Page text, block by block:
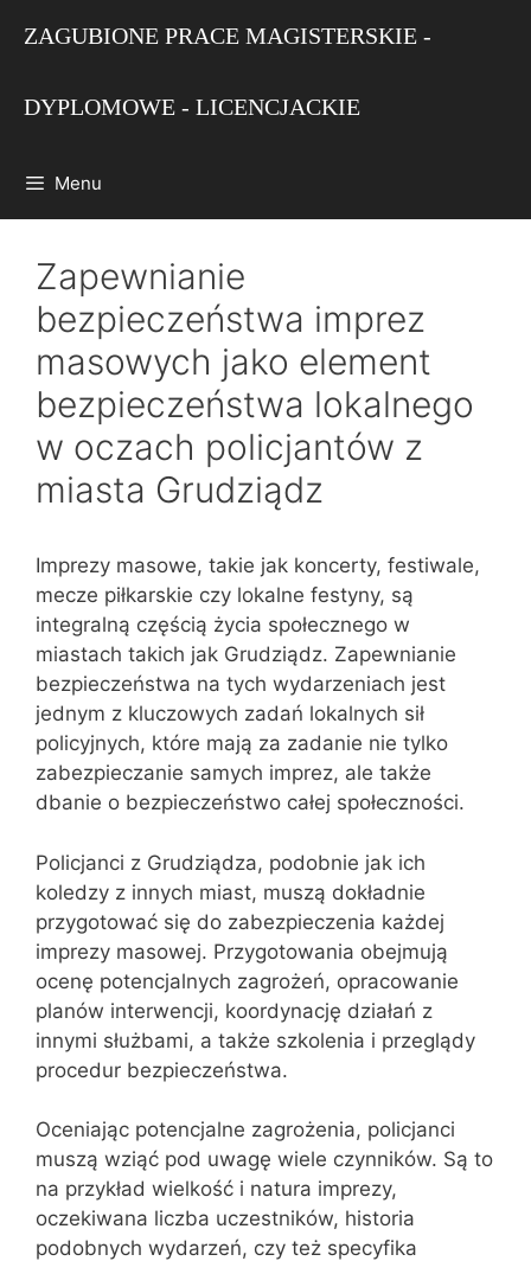
ZAGUBIONE PRACE MAGISTERSKIE -
DYPLOMOWE - LICENCJACKIE
Menu
Zapewnianie
bezpieczeństwa imprez
masowych jako element
bezpieczeństwa lokalnego
w oczach policjantów z
miasta Grudziądz
Imprezy masowe, takie jak koncerty, festiwale,
mecze piłkarskie czy lokalne festyny, są
integralną częścią życia społecznego w
miastach takich jak Grudziądz. Zapewnianie
bezpieczeństwa na tych wydarzeniach jest
jednym z kluczowych zadań lokalnych sił
policyjnych, które mają za zadanie nie tylko
zabezpieczanie samych imprez, ale także
dbanie o bezpieczeństwo całej społeczności.
Policjanci z Grudziądza, podobnie jak ich
koledzy z innych miast, muszą dokładnie
przygotować się do zabezpieczenia każdej
imprezy masowej. Przygotowania obejmują
ocenę potencjalnych zagrożeń, opracowanie
planów interwencji, koordynację działań z
innymi służbami, a także szkolenia i przeglądy
procedur bezpieczeństwa.
Oceniając potencjalne zagrożenia, policjanci
muszą wziąć pod uwagę wiele czynników. Są to
na przykład wielkość i natura imprezy,
oczekiwana liczba uczestników, historia
podobnych wydarzeń, czy też specyfika